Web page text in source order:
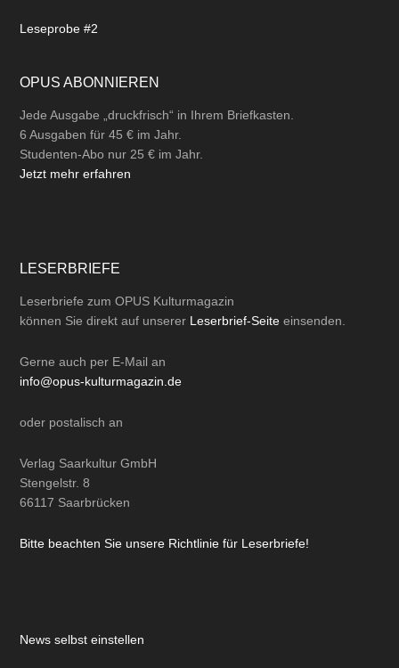
Leseprobe #2
OPUS ABONNIEREN
Jede Ausgabe „druckfrisch“ in Ihrem Briefkasten.
6 Ausgaben für 45 € im Jahr.
Studenten-Abo nur 25 € im Jahr.
Jetzt mehr erfahren
LESERBRIEFE
Leserbriefe zum OPUS Kulturmagazin
können Sie direkt auf unserer Leserbrief-Seite einsenden.
Gerne auch per E-Mail an
info@opus-kulturmagazin.de
oder postalisch an
Verlag Saarkultur GmbH
Stengelstr. 8
66117 Saarbrücken
Bitte beachten Sie unsere Richtlinie für Leserbriefe!
News selbst einstellen